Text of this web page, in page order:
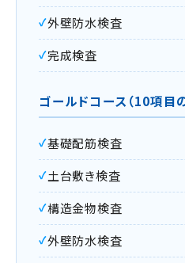
外壁防水検査
完成検査
ゴールドコース（10項
基礎配筋検査
土台敷き検査
構造金物検査
外壁防水検査